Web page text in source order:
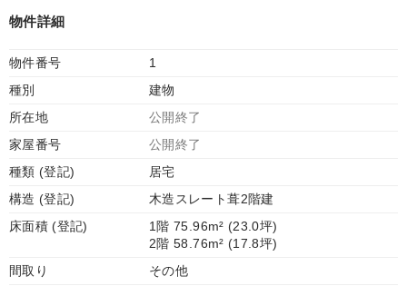
物件詳細
物件番号
1
種別
建物
所在地
公開終了
家屋番号
公開終了
種類 (登記)
居宅
構造 (登記)
木造スレート葺2階建
床面積 (登記)
1階 75.96m² (23.0坪)
2階 58.76m² (17.8坪)
間取り
その他